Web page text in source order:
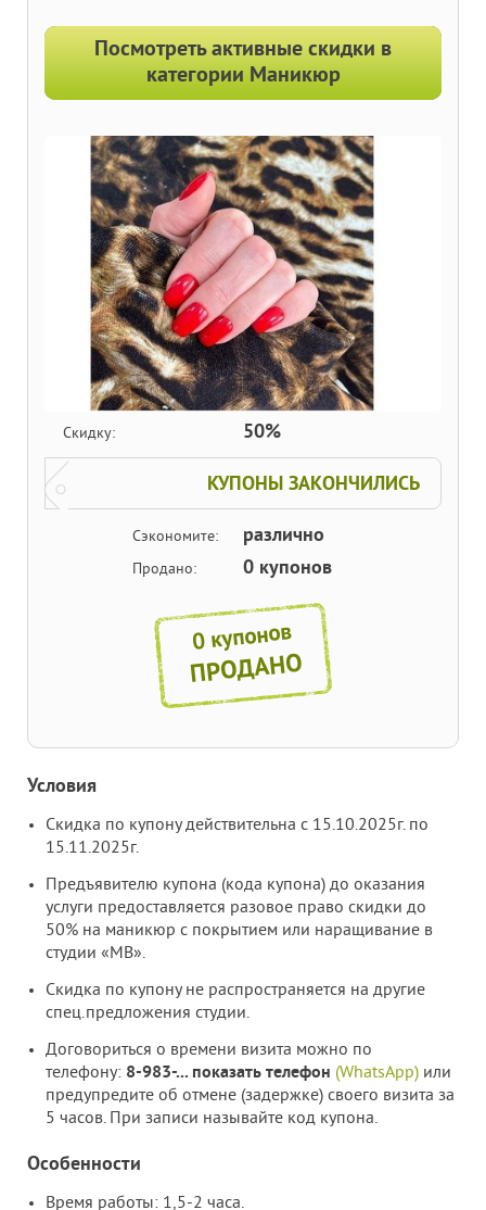
Посмотреть активные скидки в
категории Маникюр
Скидку: 50%
КУПОНЫ ЗАКОНЧИЛИСЬ
Сэкономите: различно
Продано: 0 купонов
0 купонов
ПРОДАНО
Условия
Скидка по купону действительна с 15.10.2025г. по
15.11.2025г.
Предъявителю купона (кода купона) до оказания
услуги предоставляется разовое право скидки до
50% на маникюр с покрытием или наращивание в
студии «МВ».
Скидка по купону не распространяется на другие
спец.предложения студии.
Договориться о времени визита можно по
телефону: 8-983-... показать телефон (WhatsApp) или
предупредите об отмене (задержке) своего визита за
5 часов. При записи называйте код купона.
Особенности
Время работы: 1,5-2 часа.